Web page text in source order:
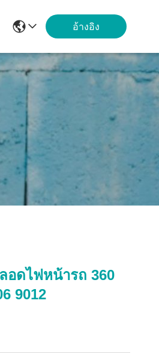
อ้างอิง
อดไฟหน้ารถ 360
9012